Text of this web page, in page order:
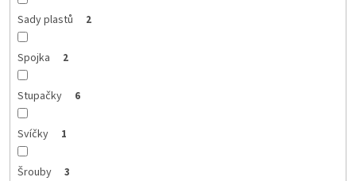
Sady plastů 2
Spojka 2
Stupačky 6
Svíčky 1
Šrouby 3